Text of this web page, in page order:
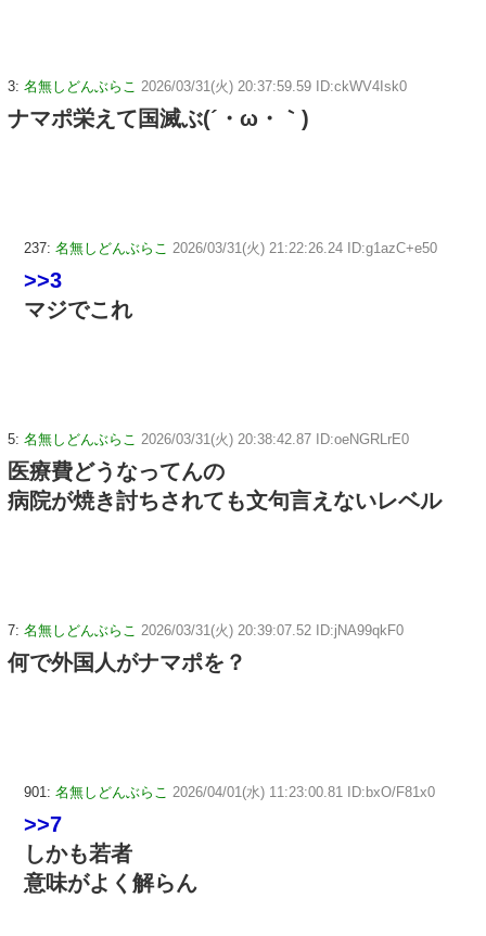
3: 名無しどんぶらこ 2026/03/31(火) 20:37:59.59 ID:ckWV4Isk0
ナマポ栄えて国滅ぶ(´・ω・｀)
237: 名無しどんぶらこ 2026/03/31(火) 21:22:26.24 ID:g1azC+e50
>>3
マジでこれ
5: 名無しどんぶらこ 2026/03/31(火) 20:38:42.87 ID:oeNGRLrE0
医療費どうなってんの
病院が焼き討ちされても文句言えないレベル
7: 名無しどんぶらこ 2026/03/31(火) 20:39:07.52 ID:jNA99qkF0
何で外国人がナマポを？
901: 名無しどんぶらこ 2026/04/01(水) 11:23:00.81 ID:bxO/F81x0
>>7
しかも若者
意味がよく解らん